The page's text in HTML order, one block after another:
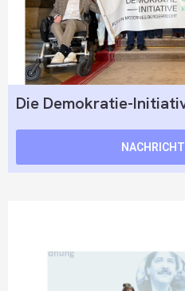
Die Demokratie-